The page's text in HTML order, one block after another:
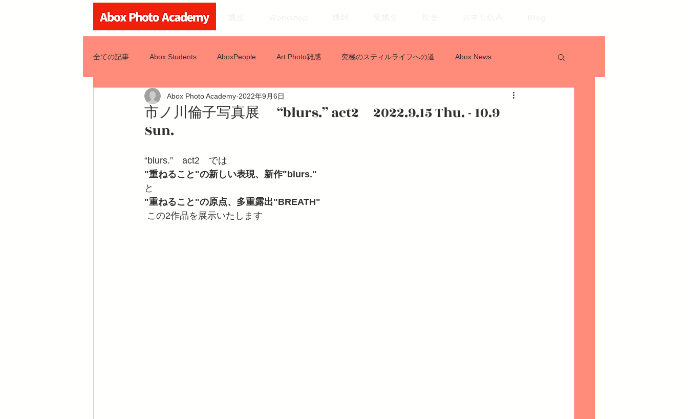
全ての記事 Abox Students AboxPeople Art Photo雑感 究極のスティルライフへの道 Abox News
Abox Class
市ノ川倫子写真展 “blurs.” act2 2022.9.15 Thu. - 10.9
Sun.
Abox Photo Academy 2022年9月6日
“blurs.”　act2　では
"重ねること"の新しい表現、新作"blurs."
と
"重ねること"の原点、多重露出"BREATH"
この2作品を展示いたします